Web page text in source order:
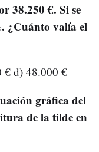
38.250 €. Si se
¿Cuánto valía el
€ d) 48.000 €
gráfica del
de la tilde en